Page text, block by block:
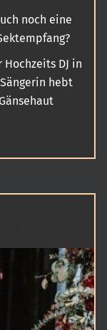
noch eine
DJ in
hebt